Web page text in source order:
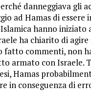
danneggiava gli
ad Hamas di
hanno iniziato
ha chiarito di
commenti, non
armato con Israele.
Hamas
in conseguenza di